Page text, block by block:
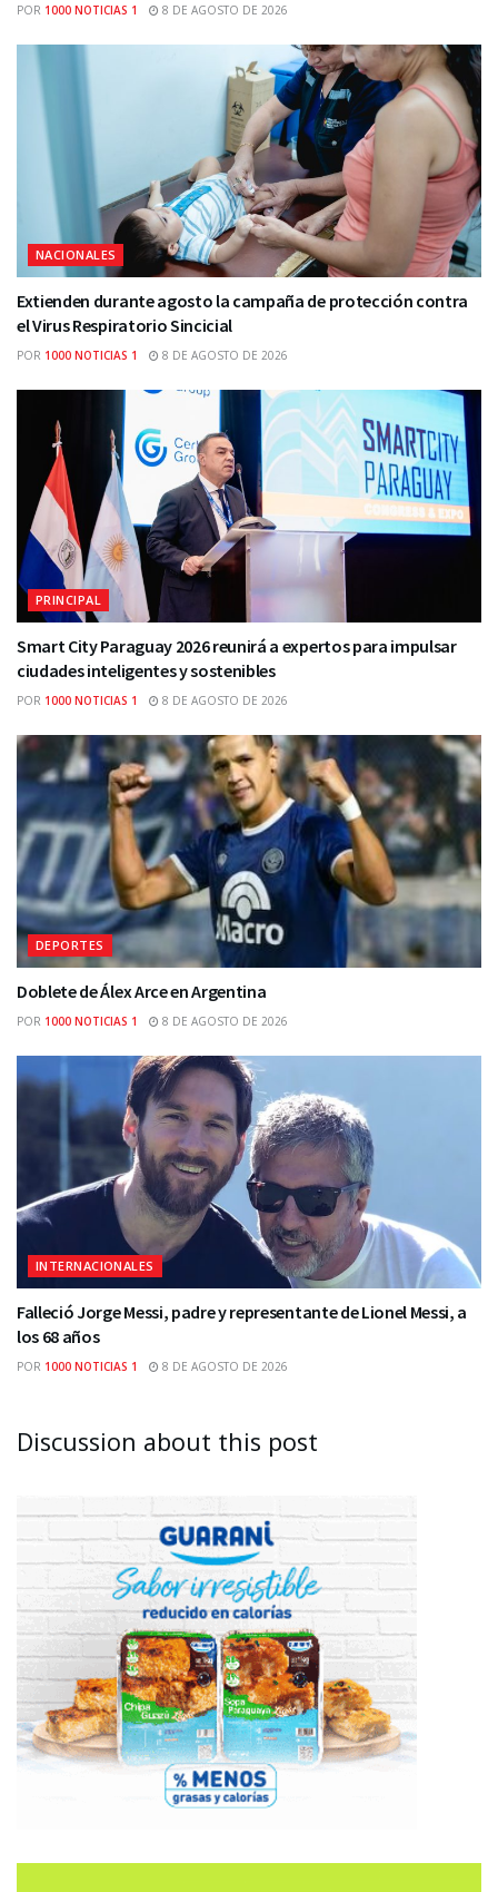
POR 1000 NOTICIAS 1 8 DE AGOSTO DE 2026
NACIONALES
Extienden durante agosto la campaña de protección contra
el Virus Respiratorio Sincicial
POR 1000 NOTICIAS 1 8 DE AGOSTO DE 2026
PRINCIPAL
Smart City Paraguay 2026 reunirá a expertos para impulsar
ciudades inteligentes y sostenibles
POR 1000 NOTICIAS 1 8 DE AGOSTO DE 2026
DEPORTES
Doblete de Álex Arce en Argentina
POR 1000 NOTICIAS 1 8 DE AGOSTO DE 2026
INTERNACIONALES
Falleció Jorge Messi, padre y representante de Lionel Messi, a
los 68 años
POR 1000 NOTICIAS 1 8 DE AGOSTO DE 2026
Discussion about this post